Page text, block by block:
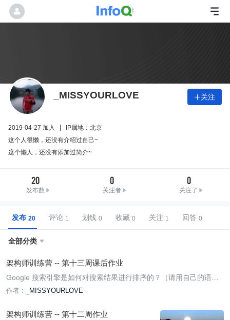
_MISSYOURLOVE 关注
2019-04-27 加入
IP属地：北京
这个人很懒，还没有介绍过自己~
这个懒人，还没有添加过简介~
20
发布数
0
关注者
0
关注了
发布 评论 划线 收藏 关注 回答
全部分类 
架构师训练营 -- 第十三周课后作业
Google 搜索引擎是如何对搜索结果进行排序的？（请用自己的语言
描述 PageRank 算法。）
作者 : _MISSYOURLOVE
架构师训练营 -- 第十二周作业